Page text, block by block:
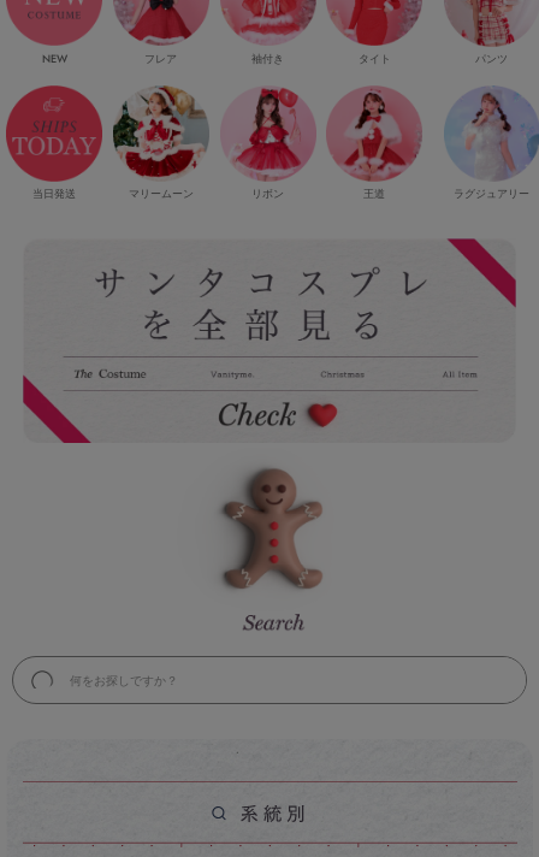
NEW
当日発送
フレア
マリームーン
袖付き
リボン
タイト
王道
パンツ
ラグジュアリー
検